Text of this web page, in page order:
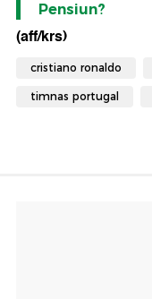
Pensiun?
(aff/krs)
cristiano ronaldo
timnas portugal